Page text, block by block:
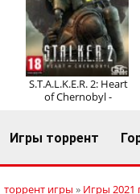
S.T.A.L.K.E.R. 2: Heart
of Chernobyl -
Игры торрент
торрент игры » Игры 2021